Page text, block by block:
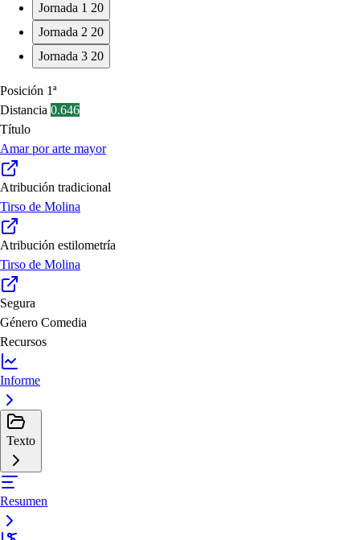
Jornada 1 20
Jornada 2 20
Jornada 3 20
Posición 1ª
Distancia 0.646
Título
Amar por arte mayor
Atribución tradicional
Tirso de Molina
Atribución estilometría
Tirso de Molina
Segura
Género Comedia
Recursos
Informe
Texto
Resumen